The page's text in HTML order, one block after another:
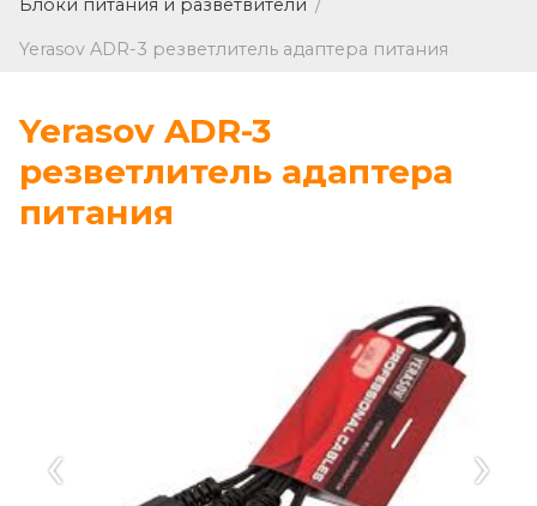
Блоки питания и разветвители /
Yerasov ADR-3 резветлитель адаптера питания
Yerasov ADR-3
резветлитель адаптера
питания
‹ ›